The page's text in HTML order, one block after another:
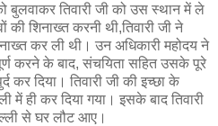
तिवारी जी को उस स्थान में ले
शिनाख्त करनी थी,तिवारी जी ने
कर ली थी। उन अधिकारी महोदय ने
करने के बाद, संचयिता सहित उसके पूरे
कर दिया। तिवारी जी की इच्छा के
में ही कर दिया गया। इसके बाद तिवारी
से घर लौट आए।